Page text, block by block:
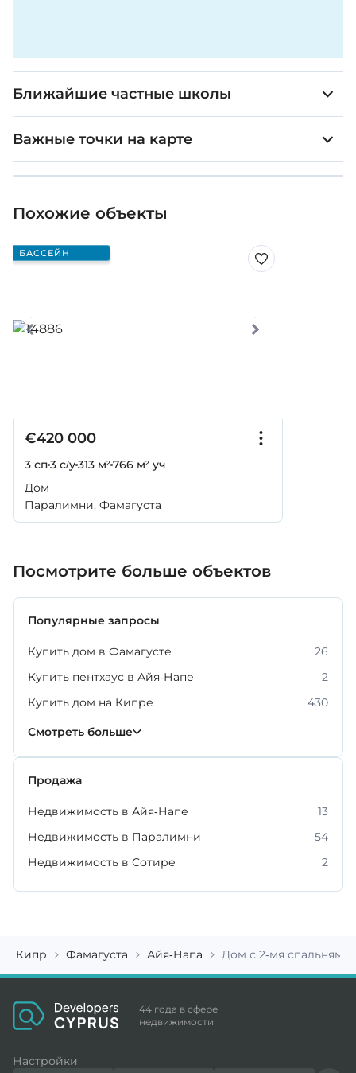
Ближайшие частные школы
Важные точки на карте
Похожие объекты
БАССЕЙН
€420 000
3 сп3 с/у313 м²766 м² уч
Дом
Паралимни, Фамагуста
Посмотрите больше объектов
Популярные запросы
Купить дом в Фамагусте
26
Купить пентхаус в Айя-Напе
2
Купить дом на Кипре
430
Купить недвижимость в Фамагусте
Смотреть больше
Продажа
Недвижимость в Айя-Напе
13
Недвижимость в Паралимни
54
Недвижимость в Сотире
2
Кипр Фамагуста Айя-Напа Дом с 2-мя спальнями
44 года в сфере
недвижимости
Настройки